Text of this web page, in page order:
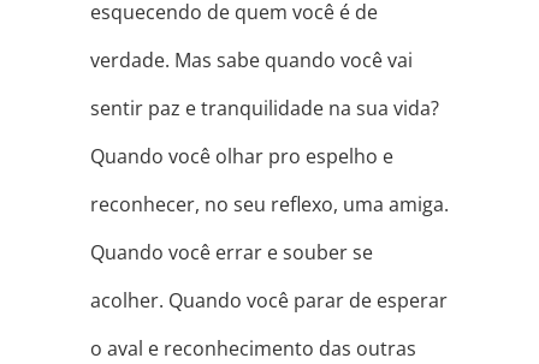
esquecendo de quem você é de
verdade. Mas sabe quando você vai
sentir paz e tranquilidade na sua vida?
Quando você olhar pro espelho e
reconhecer, no seu reflexo, uma amiga.
Quando você errar e souber se
acolher. Quando você parar de esperar
o aval e reconhecimento das outras